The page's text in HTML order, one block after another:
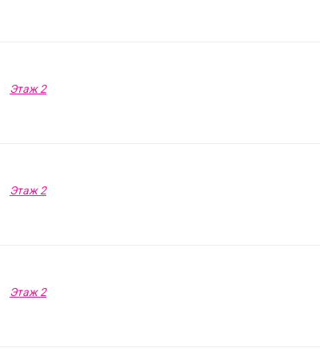
Этаж 2
Этаж 2
Этаж 2